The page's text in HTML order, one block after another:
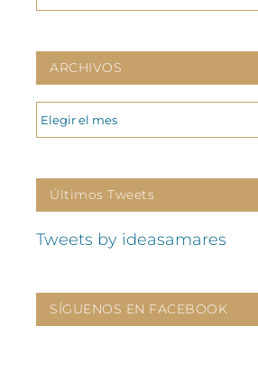
ARCHIVOS
ARCHIVOS
Últimos Tweets
Tweets by ideasamares
SÍGUENOS EN FACEBOOK